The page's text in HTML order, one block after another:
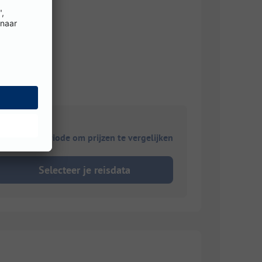
je reisperiode om prijzen te vergelijken
Selecteer je reisdata